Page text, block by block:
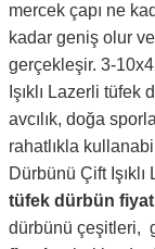
mercek çapı ne
kadar geniş olur
gerçekleşir. 3-
Işıklı Lazerli tüfek
avcılık, doğa
rahatlıkla
Dürbünü Çift
tüfek dürbün
dürbünü çeşitleri,